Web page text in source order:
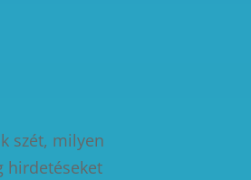
szét, milyen
hirdetéseket